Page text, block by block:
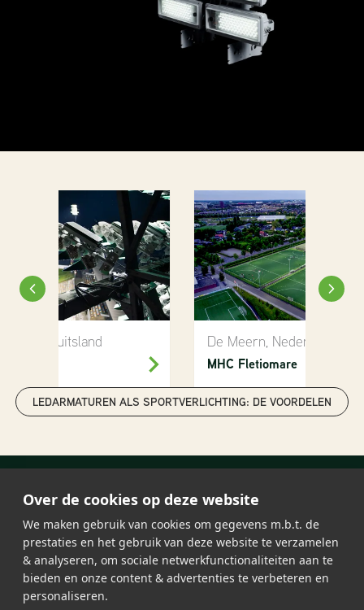
Over de cookies op deze website
We maken gebruik van cookies om gegevens m.b.t. de
prestaties en het gebruik van deze website te verzamelen
& analyseren, om sociale netwerkfunctionaliteiten aan te
bieden en onze content & advertenties te verbeteren en
personaliseren.
Duitsland
De Meern, Nederland
MHC Fletiomare
LEDARMATUREN ALS SPORTVERLICHTING: DE VOORDELEN
LedverlichtingOver Lumosa